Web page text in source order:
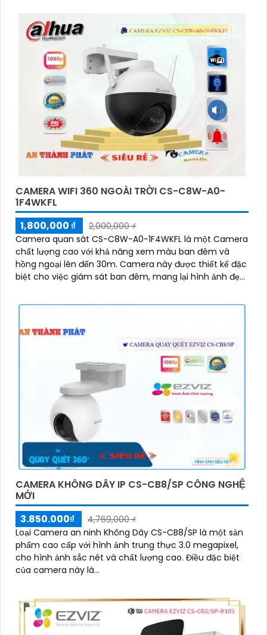
CAMERA WIFI 360 NGOÀI TRỜI CS-C8W-A0-
1F4WKFL
1,800,000 ₫
2,000,000 ₫
Camera quan sát CS-C8W-A0-1F4WKFL là một Camera
chất lượng cao với khả năng xem màu ban đêm và
hồng ngoại lên đến 30m. Camera này được thiết kế đặc
biệt cho việc giám sát ban đêm, mang lại hình ảnh đẹp
CAMERA KHÔNG DÂY IP CS-CB8/SP CÔNG NGHỆ
MỚI
3.850.000₫
4,769,000 ₫
Loại Camera an ninh Không Dây CS-CB8/SP là một sản
phẩm cao cấp với hình ảnh trung thực 3.0 megapixel,
cho hình ảnh sắc nét và chất lượng cao. Điều đặc biệt
của camera này là...